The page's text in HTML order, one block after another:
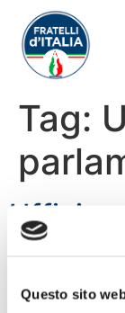
Questo sito
Tag:
Uffici
Cirielli: